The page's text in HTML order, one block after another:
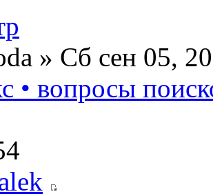
» Сб сен 05,
• вопросы